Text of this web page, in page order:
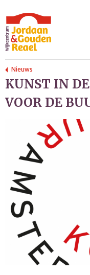
Nieuws
KUNST IN
VOOR DE